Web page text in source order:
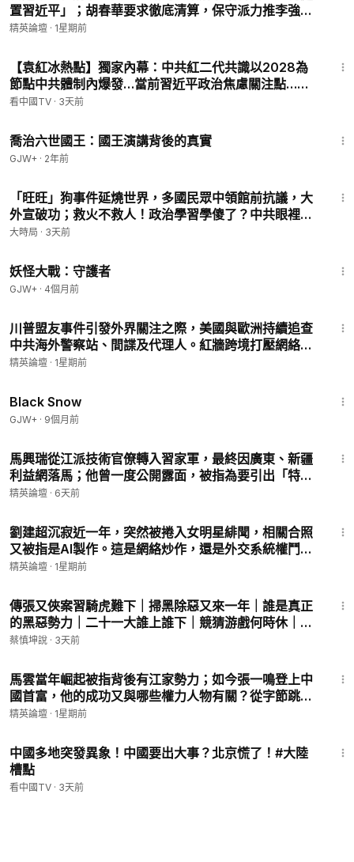
置習近平」；胡春華要求徹底清算，保守派力推李強，
兩條接班路線將把中國帶向何方？|【#精英論壇】 #北
精英論壇 · 1星期前
【袁紅冰熱點】獨家內幕：中共紅二代共識以2028為
節點中共體制內爆發…當前習近平政治焦慮關注點…張
又俠曾酒放言我乃長堂七尺男兒之軀…北京提供伊朗肩
看中國TV · 3天前
喬治六世國王：國王演講背後的真實
GJW+ · 2年前
「旺旺」狗事件延燒世界，多國民眾中領館前抗議，大
外宣破功；救火不救人！政治學習學傻了？中共眼裡普
通人命如狗命，扼殺民間自救互救【直播話題選粹】｜
大時局 · 3天前
妖怪大戰：守護者
GJW+ · 4個月前
川普盟友事件引發外界關注之際，美國與歐洲持續追查
中共海外警察站、間諜及代理人。紅牆跨境打壓網絡正
面臨前所未有的清算|【#精英論壇】 #川普 #中共 #紅
精英論壇 · 1星期前
Black Snow
GJW+ · 9個月前
馬興瑞從江派技術官僚轉入習家軍，最終因廣東、新疆
利益網落馬；他曾一度公開露面，被指為要引出「特定
關係人」回國？廣東官場為何變成權力絞肉機？|【#精
精英論壇 · 6天前
劉建超沉寂近一年，突然被捲入女明星緋聞，相關合照
又被指是AI製作。這是網絡炒作，還是外交系統權鬥中
的精準放料？|【#精英論壇】 #劉建超 #娛樂圈 #中共 #
精英論壇 · 1星期前
傳張又俠案習騎虎難下｜掃黑除惡又來一年｜誰是真正
的黑惡勢力｜二十一大誰上誰下｜競猜游戲何時休｜
（20260803第1173期）#熱門話題
蔡慎坤說 · 3天前
馬雲當年崛起被指背後有江家勢力；如今張一鳴登上中
國首富，他的成功又與哪些權力人物有關？從字節跳
動、黃坤明到中共宣傳系統，解析中國科技巨頭背後的
權鬥
精英論壇 · 1星期前
中國多地突發異象！中國要出大事？北京慌了！#大陸
槽點
看中國TV · 3天前